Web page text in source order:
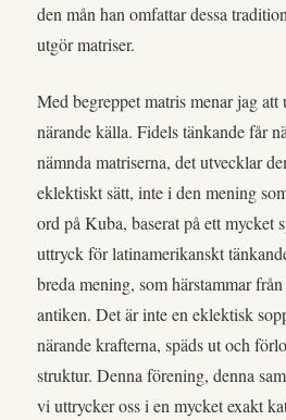
den mån han omfattar dessa
utgör matriser.
Med begreppet matris menar jag att
närande källa. Fidels tänkande får
nämnda matriserna, det utvecklar
eklektiskt sätt, inte i den mening
ord på Kuba, baserat på ett mycket
uttryck för latinamerikanskt
breda mening, som härstammar
antiken. Det är inte en eklektisk
närande krafterna, späds ut och
struktur. Denna förening, denna
vi uttrycker oss i en mycket exakt